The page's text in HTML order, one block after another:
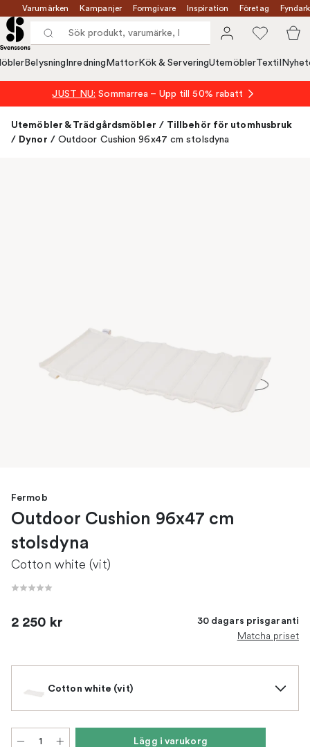
Varumärken Kampanjer Formgivare Inspiration Företag
Belysning Inredning MattorKök & ServeringUtemöblerTextil
JUST NU: Sommarrea – Upp till 50% rabatt
Utemöbler & Trädgårdsmöbler / Tillbehör för utomhusbruk
/ Dynor / Outdoor Cushion 96x47 cm stolsdyna
Fermob
Outdoor Cushion 96x47 cm
stolsdyna
Cotton white (vit)
2 250 kr 30 dagars prisgaranti
Matcha priset
Cotton white (vit)
Lägg i varukorg